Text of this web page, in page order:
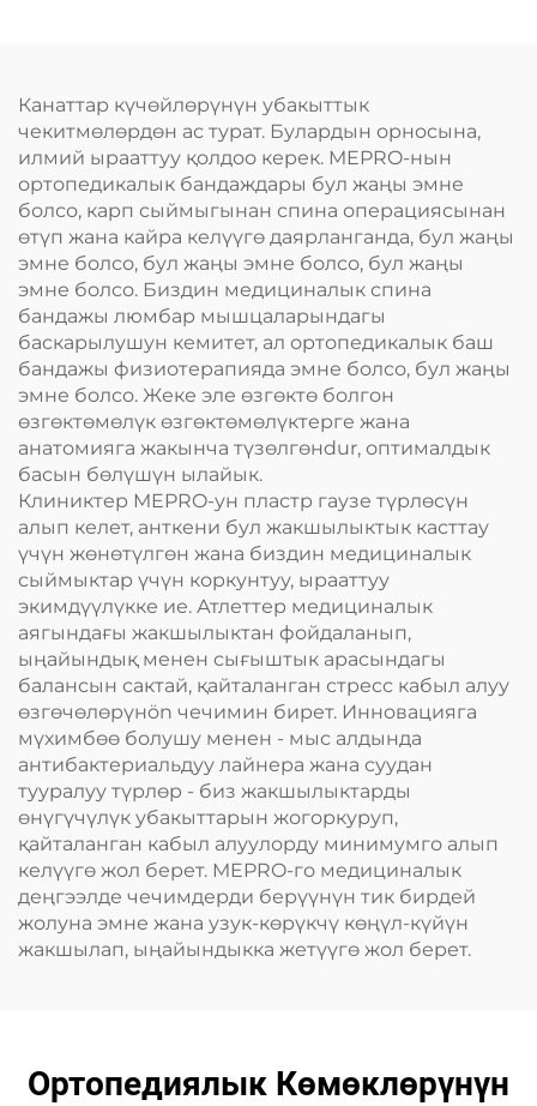
Канаттар күчөйлөрүнүн убакыттык
чекитмөлөрдөн ас турат. Булардын орносына,
илмий ырааттуу қолдоо керек. MEPRO-нын
ортопедикалык бандаждары бул жаңы эмне
болсо, карп сыймыгынан спина операциясынан
өтүп жана кайра келүүгө даярланганда, бул жаңы
эмне болсо, бул жаңы эмне болсо, бул жаңы
эмне болсо. Биздин медициналык спина
бандажы люмбар мышцаларындагы
баскарылушун кемитет, ал ортопедикалык баш
бандажы физиотерапияда эмне болсо, бул жаңы
эмне болсо. Жеке эле өзгөктө болгон
өзгөктөмөлүк өзгөктөмөлүктерге жана
анатомияга жакынча түзөлгөнdur, оптималдык
басын бөлүшүн ылайык.
Клиниктер MEPRO-ун пластр гаузе түрлөсүн
алып келет, анткени бул жакшылыктык касттау
үчүн жөнөтүлгөн жана биздин медициналык
сыймыктар үчүн коркунтуу, ырааттуу
экимдүүлүкке ие. Атлеттер медициналык
аягындағы жакшылыктан фойдаланып,
ыңайындық менен сығыштык арасындагы
балансын сактай, қайталанган стресс кабыл алуу
өзгөчөлөрүнön чечимин бирет. Инновацияга
мүхимбөө болушу менен - мыс алдында
антибактериальдуу лайнера жана суудан
тууралуу түрлөр - биз жакшылыктарды
өнүгүчүлүк убакыттарын жогоркуруп,
қайталанган кабыл алуулорду минимумго алып
келүүгө жол берет. MEPRO-го медициналык
деңгээлде чечимдерди берүүнүн тик бирдей
жолуна эмне жана узук-көрүкчү көңүл-күйүн
жакшылап, ыңайындыкка жетүүгө жол берет.
Ортопедиялык Көмөклөрүнүн